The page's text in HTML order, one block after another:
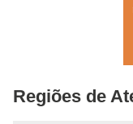
Regiões de